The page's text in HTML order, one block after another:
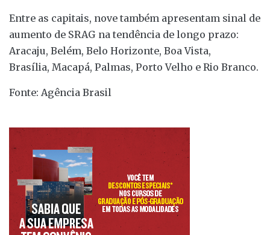
Entre as capitais, nove também apresentam sinal de
aumento de SRAG na tendência de longo prazo:
Aracaju, Belém, Belo Horizonte, Boa Vista,
Brasília, Macapá, Palmas, Porto Velho e Rio Branco.
Fonte: Agência Brasil